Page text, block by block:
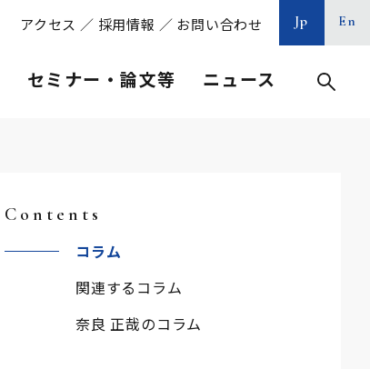
アクセス ／ 採用情報 ／ お問い合わせ Jp En
セミナー・論文等 ニュース
Contents
コラム
関連するコラム
奈良 正哉のコラム